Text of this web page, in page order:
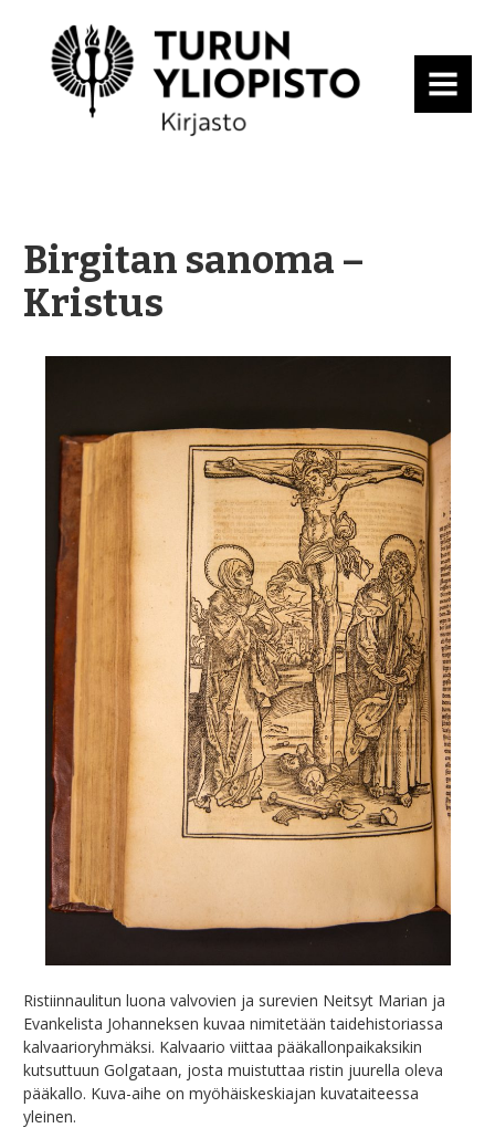
MENU
Birgitan sanoma –
Kristus
Ristiinnaulitun luona valvovien ja surevien Neitsyt Marian ja
Evankelista Johanneksen kuvaa nimitetään taidehistoriassa
kalvaarioryhmäksi. Kalvaario viittaa pääkallonpaikaksikin
kutsuttuun Golgataan, josta muistuttaa ristin juurella oleva
pääkallo. Kuva-aihe on myöhäiskeskiajan kuvataiteessa
yleinen.